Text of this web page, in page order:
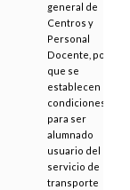
general de
Centros y
Personal
Docente, por la
que se
establecen las
condiciones
para ser
alumnado
usuario del
servicio de
transporte